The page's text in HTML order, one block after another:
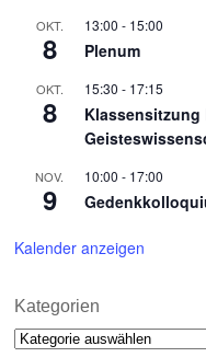
OKT.
8
13:00 - 15:00
Plenum
OKT.
8
15:30 - 17:15
Klassensitzung
NOV.
9
10:00 - 17:00
Kalender anzeigen
Kategorien
Kategorien